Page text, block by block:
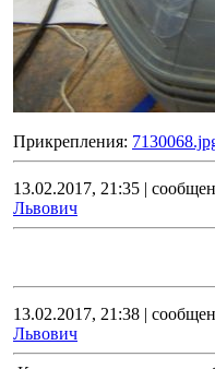
Прикрепления:
13.02.2017, 21:35 |
Львович
13.02.2017, 21:38 |
Львович